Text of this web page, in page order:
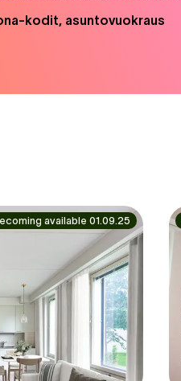
kodit, asuntovuokraus
available 01.09.25